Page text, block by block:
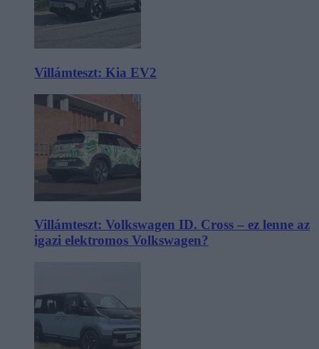
Villámteszt: Kia EV2
Villámteszt: Volkswagen ID. Cross – ez lenne az
igazi elektromos Volkswagen?